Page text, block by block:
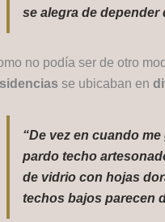
se alegra de
no podía ser de otro
se ubicaban en
“De vez en cuando
pardo techo
de vidrio con hojas
techos bajos parecen